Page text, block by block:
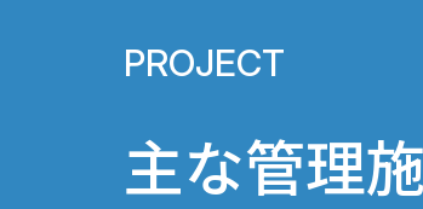
PROJECT
主な管理